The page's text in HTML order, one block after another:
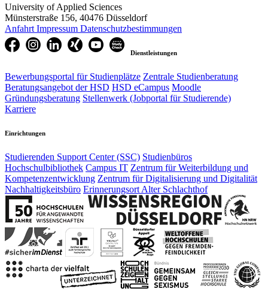
University of Applied Sciences
Münsterstraße 156, 40476 Düsseldorf
Anfahrt Impressum Datenschutzbestimmungen
Dienstleistungen
Bewerbungsportal für Studienplätze Zentrale Studienberatung
Beratungsangebot der HSD HSD eCampus Moodle
Gründungsberatung Stellenwerk (Jobportal für Studierende)
Karriere
Einrichtungen
Studierenden Support Center (SSC) Studienbüros
Hochschulbibliothek Campus IT Zentrum für Weiterbildung und
Kompetenzentwicklung Zentrum für Digitalisierung und Digitalität
Nachhaltigkeitsbüro Erinnerungsort Alter Schlachthof